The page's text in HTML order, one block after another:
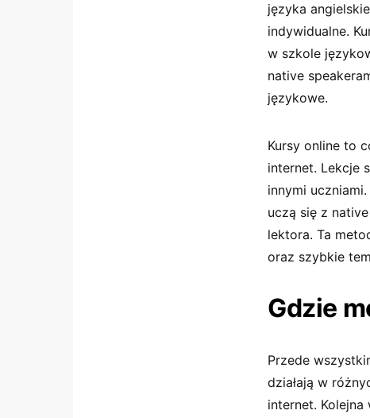
języka
indywidualne.
w szkole
native
językowe.
Kursy online to
internet. Lekcje
innymi
uczą się z
lektora. Ta
oraz szybkie
Gdzie
Przede
działają w
internet.